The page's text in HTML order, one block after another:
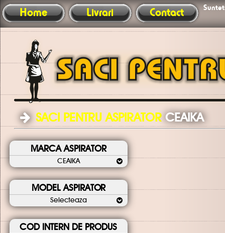
Home Livrari Contact
SACI PENTRU ASPIRATOR CEAIKA
MARCA ASPIRATOR
CEAIKA
MODEL ASPIRATOR
Selecteaza
COD INTERN DE PRODUS